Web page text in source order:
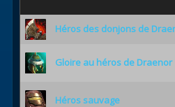
Héros des donjons de
Gloire au héros de Draenor
Héros sauvage